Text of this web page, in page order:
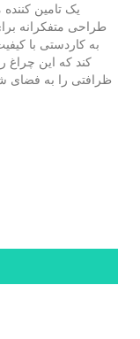
یک تامین
طراحی متفکرانه
کند که این چراغ
ظرافتی را به فضای